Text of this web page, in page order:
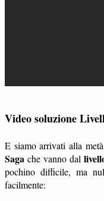
Video soluzione
E siamo arrivati alla
Saga che vanno dal
pochino difficile, ma
facilmente: